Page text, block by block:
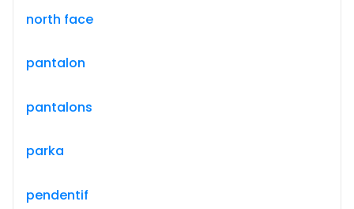
north face
pantalon
pantalons
parka
pendentif